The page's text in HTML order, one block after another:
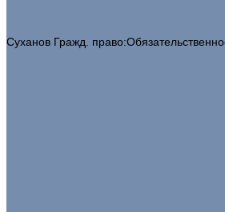
Суханов Гражд.